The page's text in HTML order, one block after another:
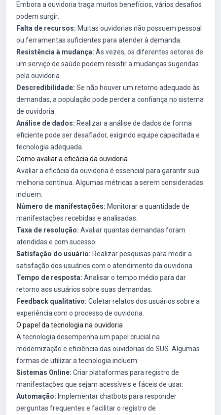
Embora a ouvidoria traga muitos benefícios, vários desafios
podem surgir:
Falta de recursos: Muitas ouvidorias não possuem pessoal
ou ferramentas suficientes para atender à demanda.
Resistência à mudança: Às vezes, os diferentes setores de
um serviço de saúde podem resistir a mudanças sugeridas
pela ouvidoria.
Descredibilidade: Se não houver um retorno adequado às
demandas, a população pode perder a confiança no sistema
de ouvidoria.
Análise de dados: Realizar a análise de dados de forma
eficiente pode ser desafiador, exigindo equipe capacitada e
tecnologia adequada.
Como avaliar a eficácia da ouvidoria
Avaliar a eficácia da ouvidoria é essencial para garantir sua
melhoria contínua. Algumas métricas a serem consideradas
incluem:
Número de manifestações: Monitorar a quantidade de
manifestações recebidas e analisadas.
Taxa de resolução: Avaliar quantas demandas foram
atendidas e com sucesso.
Satisfação do usuário: Realizar pesquisas para medir a
satisfação dos usuários com o atendimento da ouvidoria.
Tempo de resposta: Analisar o tempo médio para dar
retorno aos usuários sobre suas demandas.
Feedback qualitativo: Coletar relatos dos usuários sobre a
experiência com o processo de ouvidoria.
O papel da tecnologia na ouvidoria
A tecnologia desempenha um papel crucial na
modernização e eficiência das ouvidorias do SUS. Algumas
formas de utilizar a tecnologia incluem:
Sistemas Online: Criar plataformas para registro de
manifestações que sejam acessíveis e fáceis de usar.
Automação: Implementar chatbots para responder
perguntas frequentes e facilitar o registro de